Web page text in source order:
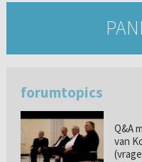
forumtopics
Q&A
van